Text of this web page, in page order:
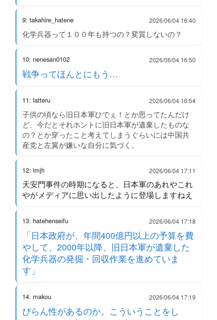
9: takahire_hatene 2026/06/04 16:40
化学兵器って１００年も持つの？変質しないの？
10: nenesan0102 2026/06/04 16:50
戦争ってほんとにもう…
11: latteru 2026/06/04 16:54
子供の頃なら旧日本軍ひでぇ！とか思ってたんだけ
ど、今だとそれホントに旧日本軍が遺棄したものな
の？とか穿ったこと考えてしまうぐらいには中国共
産党と左翼が嫌いな自分に気づく。
12: imjh 2026/06/04 17:11
天安門事件の時期になると、日本軍のあれやこれ
やがメディアに思い出したように登場しますねえ
13: hatehenseifu 2026/06/04 17:18
「日本政府が、年間400億円以上の予算を費
やして、2000年以降、旧日本軍が遺棄した
化学兵器の発掘・回収作業を進めていま
す」
14: makou 2026/06/04 17:19
びらん性があるのか。こういうことをし